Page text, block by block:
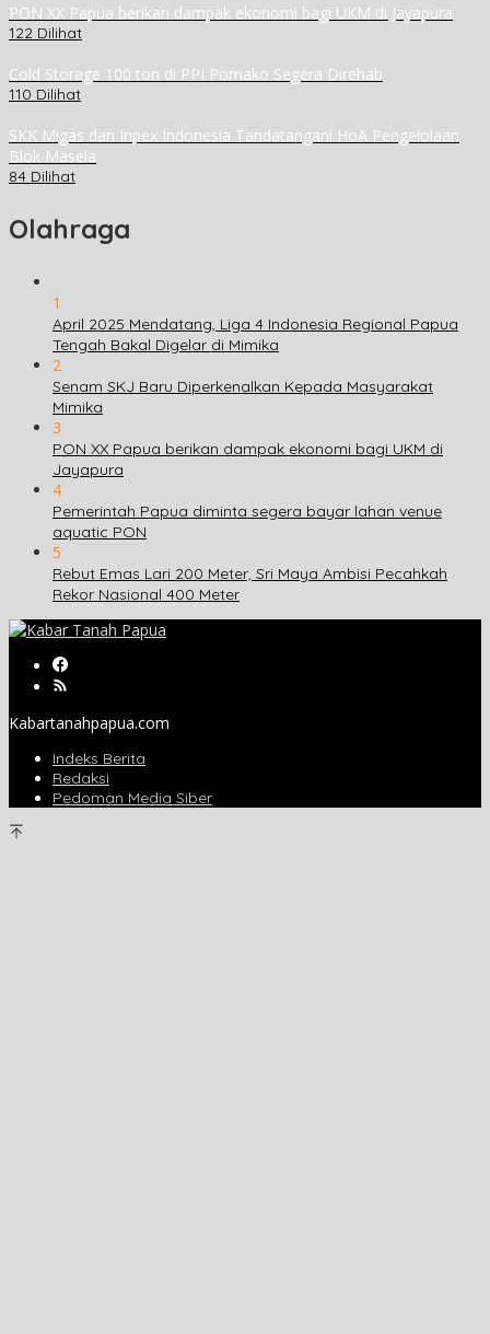
PON XX Papua berikan dampak ekonomi bagi UKM di Jayapura
122 Dilihat
Cold Storage 100 ton di PPI Pomako Segera Direhab
110 Dilihat
SKK Migas dan Inpex Indonesia Tandatangani HoA Pengelolaan
Blok Masela
84 Dilihat
Olahraga
1
April 2025 Mendatang, Liga 4 Indonesia Regional Papua
Tengah Bakal Digelar di Mimika
2
Senam SKJ Baru Diperkenalkan Kepada Masyarakat
Mimika
3
PON XX Papua berikan dampak ekonomi bagi UKM di
Jayapura
4
Pemerintah Papua diminta segera bayar lahan venue
aquatic PON
5
Rebut Emas Lari 200 Meter, Sri Maya Ambisi Pecahkah
Rekor Nasional 400 Meter
Kabartanahpapua.com
Indeks Berita
Redaksi
Pedoman Media Siber